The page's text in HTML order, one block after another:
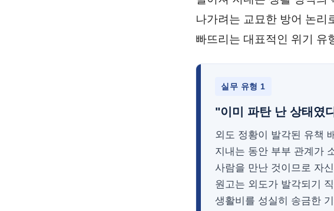
나가려는 교묘한 방어 논리
빠뜨리는 대표적인 위기 유
실무 유형 1
"이미 파탄 난 상태였
외도 정황이 발각된 유책
지내는 동안 부부 관계가
사람을 만난 것이므로 자
원고는 외도가 발각되기
생활비를 성실히 송금한